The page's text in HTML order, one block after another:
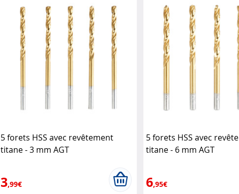
5 forets HSS avec revêtement
titane - 3 mm AGT
3,99€
5 forets HSS avec
titane - 6 mm AGT
6,95€